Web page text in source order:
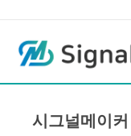
시그널메이